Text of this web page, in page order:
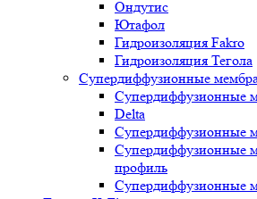
Ондутис
Ютафол
Гидроизоляция Fakro
Гидроизоляция Тегола
Супердиффузионные
Супердиффузионные
Delta
Супердиффузионные
Супердиффузионные
профиль
Супердиффузионные